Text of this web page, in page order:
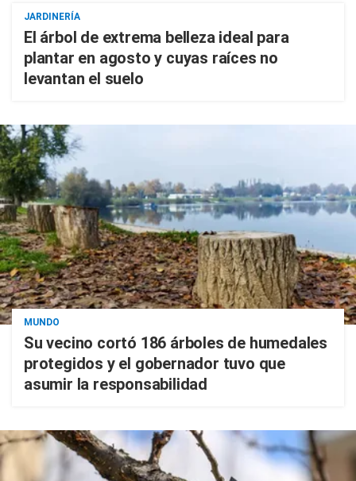
JARDINERÍA
El árbol de extrema belleza ideal para
plantar en agosto y cuyas raíces no
levantan el suelo
MUNDO
Su vecino cortó 186 árboles de humedales
protegidos y el gobernador tuvo que
asumir la responsabilidad